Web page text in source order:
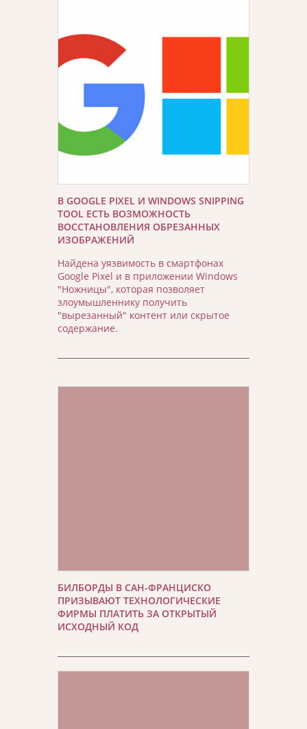
В GOOGLE PIXEL И WINDOWS SNIPPING
TOOL ЕСТЬ ВОЗМОЖНОСТЬ
ВОССТАНОВЛЕНИЯ ОБРЕЗАННЫХ
ИЗОБРАЖЕНИЙ
Найдена уязвимость в смартфонах
Google Pixel и в приложении Windows
"Ножницы", которая позволяет
злоумышленнику получить
"вырезанный" контент или скрытое
содержание.
БИЛБОРДЫ В САН-ФРАНЦИСКО
ПРИЗЫВАЮТ ТЕХНОЛОГИЧЕСКИЕ
ФИРМЫ ПЛАТИТЬ ЗА ОТКРЫТЫЙ
ИСХОДНЫЙ КОД